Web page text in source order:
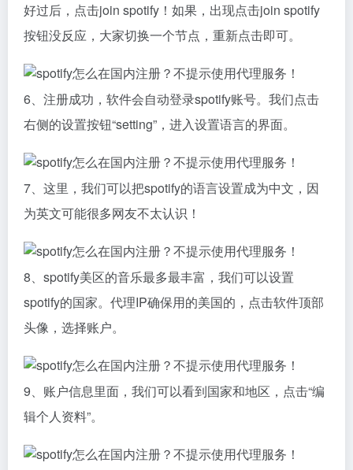
好过后，点击join spotify！如果，出现点击join spotify
按钮没反应，大家切换一个节点，重新点击即可。
6、注册成功，软件会自动登录spotify账号。我们点击
右侧的设置按钮“setting”，进入设置语言的界面。
7、这里，我们可以把spotify的语言设置成为中文，因
为英文可能很多网友不太认识！
8、spotify美区的音乐最多最丰富，我们可以设置
spotify的国家。代理IP确保用的美国的，点击软件顶部
头像，选择账户。
9、账户信息里面，我们可以看到国家和地区，点击“编
辑个人资料”。